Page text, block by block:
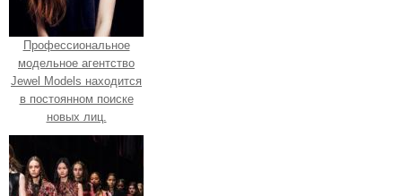
Профессиональное
модельное агентство
Jewel Models находится
в постоянном поиске
новых лиц.